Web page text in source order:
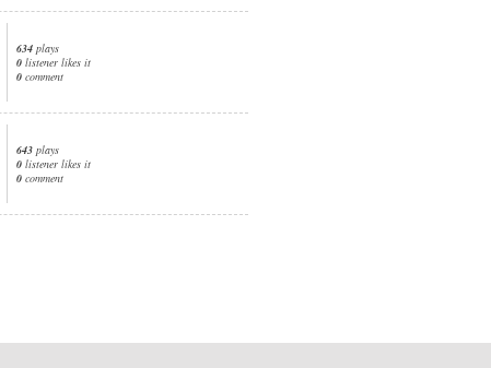
634 plays
0 listener likes it
0 comment
643 plays
0 listener likes it
0 comment